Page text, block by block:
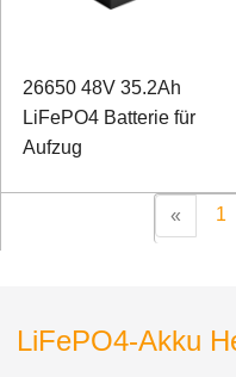
26650 48V 35.2Ah
LiFePO4 Batterie für
Aufzug
« 1
LiFePO4-Akku